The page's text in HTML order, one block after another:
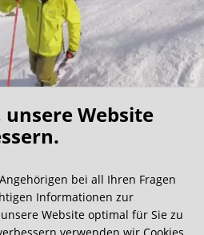
ride!
tolle Gästebucheinträge,
ungewöhnlich.
unsere Website
bei all Ihren Fragen
Informationen zur
Website optimal für Sie zu